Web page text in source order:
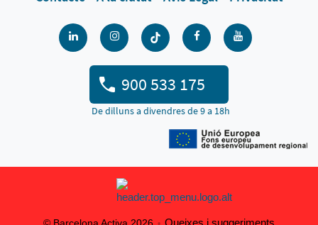
900 533 175
De dilluns a divendres de 9 a 18h